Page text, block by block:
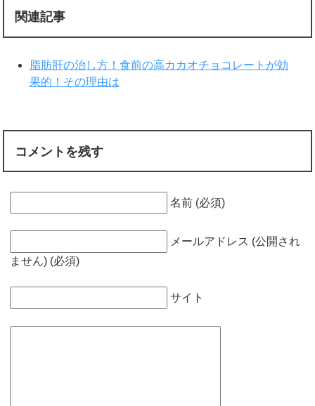
関連記事
脂肪肝の治し方！食前の高カカオチョコレートが効
果的！その理由は
コメントを残す
名前 (必須)
メールアドレス (公開され
ません) (必須)
サイト